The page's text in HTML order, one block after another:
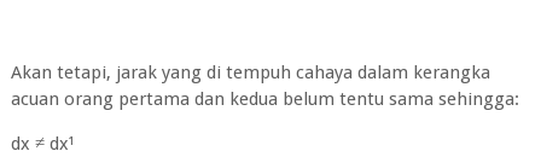
Akan tetapi, jarak yang di tempuh cahaya dalam kerangka
acuan orang pertama dan kedua belum tentu sama sehingga:
dx ≠ dx¹